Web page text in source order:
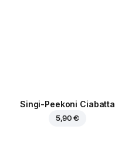
Singi-Peekoni Ciabatta
5,90 €